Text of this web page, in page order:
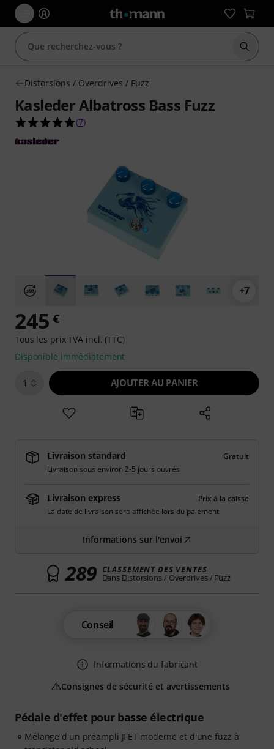
Distorsions / Overdrives / Fuzz
Kasleder Albatross Bass Fuzz
5.0 étoiles sur 5 d'après 7 évaluations clients
(7)
+7
Pédale d'effet pour basse électrique
Mélange d'un préampli JFET moderne et d'une fuzz à
245 €
Tous les prix TVA incl. (TTC)
Disponible immédiatement
1 AJOUTER AU PANIER
Livraison standard
Gratuit
Livraison sous environ 2-5 jours ouvrés
Livraison express
Prix à la caisse
La date de livraison sera affichée lors du paiement.
Informations sur l'envoi
289 CLASSEMENT DES VENTES
Dans Distorsions / Overdrives / Fuzz
Conseil
Informations du fabricant
Consignes de sécurité et avertissements